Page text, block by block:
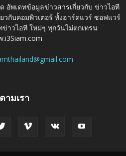
อัพเดทข้อมูลข่าวสารเกี่ยวกับ ข่าวไอที
วกับคอมพิวเตอร์ ทั้งฮาร์ดแวร์ ซอฟแวร์
ข่าวไอที ใหม่ๆ ทุกวันไม่ตกเทรน
ตามเรา